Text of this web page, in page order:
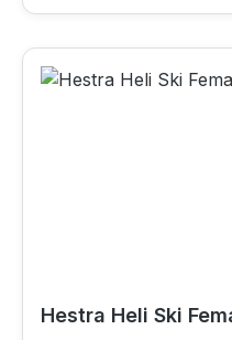
Hestra Heli Ski